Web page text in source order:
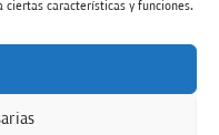
características y funciones.